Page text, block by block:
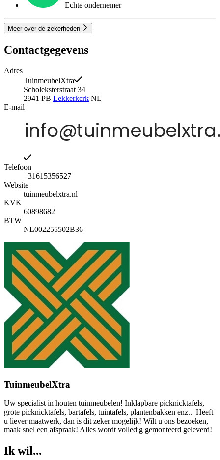
Echte ondernemer
Meer over de zekerheden
Contactgegevens
Adres
TuinmeubelXtra
Scholeksterstraat 34
2941 PB Lekkerkerk NL
E-mail
Telefoon
+31615356527
Website
tuinmeubelxtra.nl
KVK
60898682
BTW
NL002255502B36
TuinmeubelXtra
Uw specialist in houten tuinmeubelen! Inklapbare picknicktafels,
grote picknicktafels, bartafels, tuintafels, plantenbakken enz... Heeft
u liever maatwerk, dan is dit zeker mogelijk! Wilt u ons bezoeken,
maak snel een afspraak! Alles wordt volledig gemonteerd geleverd!
Ik wil...